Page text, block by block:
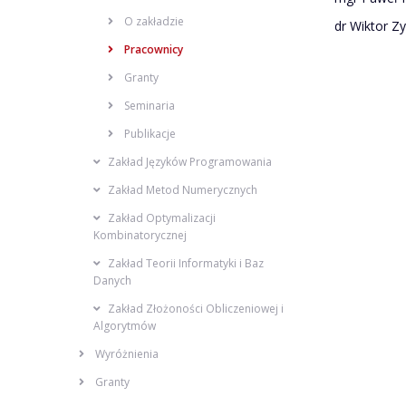
O zakładzie
Pracownicy
Granty
Seminaria
Publikacje
Zakład Języków Programowania
Zakład Metod Numerycznych
Zakład Optymalizacji
Kombinatorycznej
Zakład Teorii Informatyki i Baz
Danych
Zakład Złożoności Obliczeniowej i
Algorytmów
Wyróżnienia
Granty
dr Wiktor